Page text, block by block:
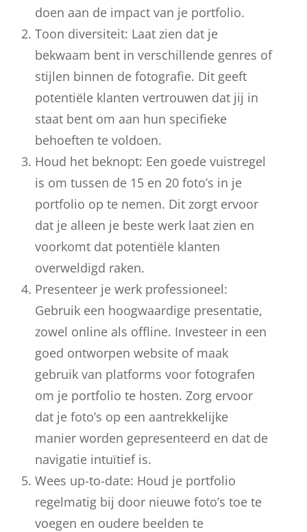
doen aan de impact van je portfolio.
Toon diversiteit: Laat zien dat je
bekwaam bent in verschillende genres of
stijlen binnen de fotografie. Dit geeft
potentiële klanten vertrouwen dat jij in
staat bent om aan hun specifieke
behoeften te voldoen.
Houd het beknopt: Een goede vuistregel
is om tussen de 15 en 20 foto’s in je
portfolio op te nemen. Dit zorgt ervoor
dat je alleen je beste werk laat zien en
voorkomt dat potentiële klanten
overweldigd raken.
Presenteer je werk professioneel:
Gebruik een hoogwaardige presentatie,
zowel online als offline. Investeer in een
goed ontworpen website of maak
gebruik van platforms voor fotografen
om je portfolio te hosten. Zorg ervoor
dat je foto’s op een aantrekkelijke
manier worden gepresenteerd en dat de
navigatie intuïtief is.
Wees up-to-date: Houd je portfolio
regelmatig bij door nieuwe foto’s toe te
voegen en oudere beelden te